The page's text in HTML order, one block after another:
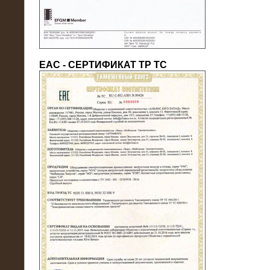
22.05.2016
Нагрузочный модуль в контейнере
10 МВт (0,4 кВ - напряжение)
ЕАС - СЕРТИФИКАТ ТР ТС